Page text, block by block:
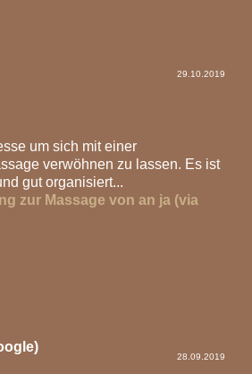
29.10.2019
um sich mit einer
verwöhnen zu lassen. Es ist
gut organisiert...
zur Massage von an ja (via
28.09.2019